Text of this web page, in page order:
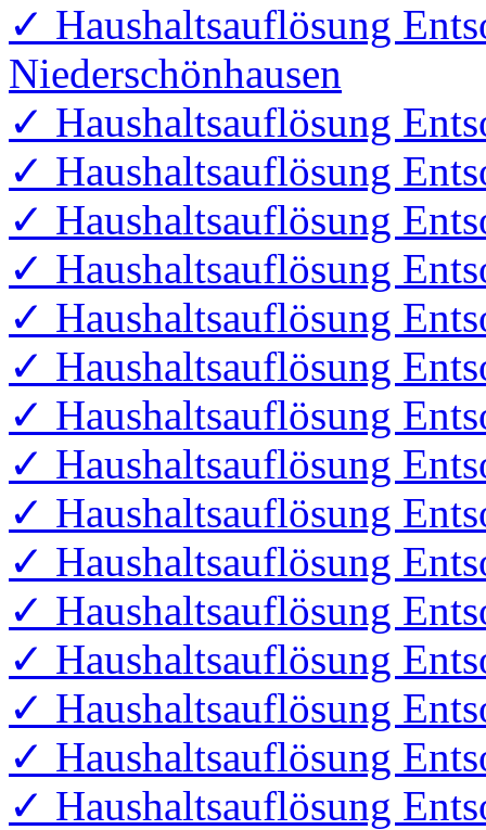
✓ Haushaltsauflösung
Niederschönhausen
✓ Haushaltsauflösung
✓ Haushaltsauflösung
✓ Haushaltsauflösung
✓ Haushaltsauflösung
✓ Haushaltsauflösung
✓ Haushaltsauflösung
✓ Haushaltsauflösung
✓ Haushaltsauflösung
✓ Haushaltsauflösung
✓ Haushaltsauflösung
✓ Haushaltsauflösung
✓ Haushaltsauflösung
✓ Haushaltsauflösung
✓ Haushaltsauflösung
✓ Haushaltsauflösung